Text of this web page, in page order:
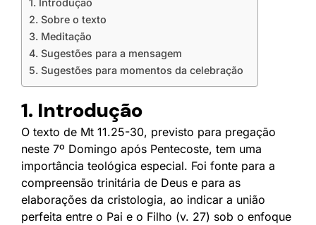
2. Sobre o texto
3. Meditação
4. Sugestões para a mensagem
5. Sugestões para momentos da celebração
1. Introdução
O texto de Mt 11.25-30, previsto para pregação
neste 7º Domingo após Pentecoste, tem uma
importância teológica especial. Foi fonte para a
compreensão trinitária de Deus e para as
elaborações da cristologia, ao indicar a união
perfeita entre o Pai e o Filho (v. 27) sob o enfoque